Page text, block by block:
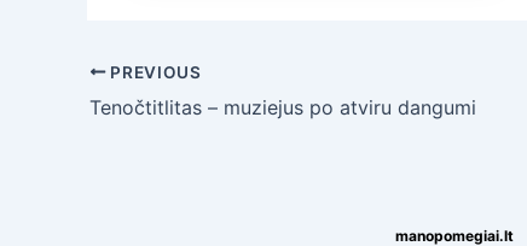
Post
navigation
PREVIOUS
Tenočtitlitas – muziejus po atviru dangumi
manopomegiai.lt